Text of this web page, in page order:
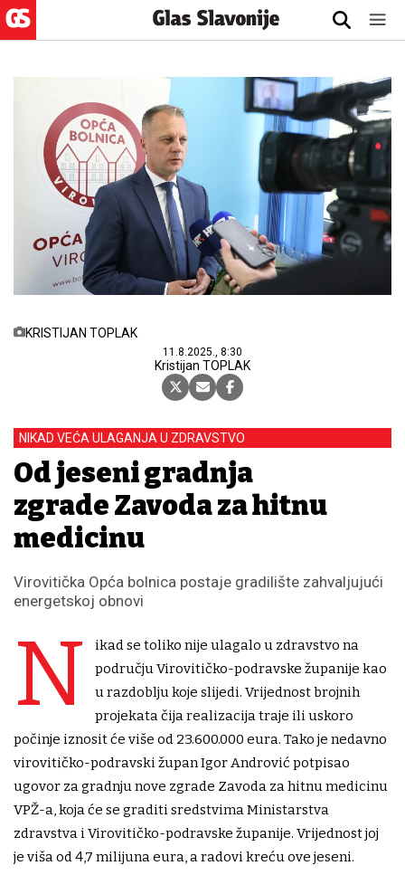
KRISTIJAN TOPLAK
11.8.2025., 8:30
Kristijan TOPLAK
NIKAD VEĆA ULAGANJA U ZDRAVSTVO
Od jeseni gradnja
zgrade Zavoda za hitnu
medicinu
Virovitička Opća bolnica postaje gradilište zahvaljujući
energetskoj obnovi
N
ikad se toliko nije ulagalo u zdravstvo na
području Virovitičko-podravske županije kao
u razdoblju koje slijedi. Vrijednost brojnih
projekata čija realizacija traje ili uskoro
počinje iznosit će više od 23.600.000 eura. Tako je nedavno
virovitičko-podravski župan Igor Andrović potpisao
ugovor za gradnju nove zgrade Zavoda za hitnu medicinu
VPŽ-a, koja će se graditi sredstvima Ministarstva
zdravstva i Virovitičko-podravske županije. Vrijednost joj
je viša od 4,7 milijuna eura, a radovi kreću ove jeseni.